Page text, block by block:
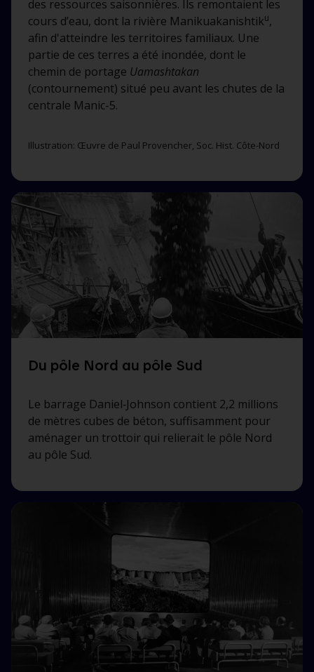
des ressources saisonnières. Ils remontaient les
cours d’eau, dont la rivière Manikuakanishtiku,
afin d'atteindre les territoires familiaux. Une
partie de ces terres a été inondée, dont le
chemin de portage Uamashtakan
(contournement) situé peu avant les chutes de la
centrale Manic-5.
Illustration: Œuvre de Paul Provencher, Soc. Hist. Côte-Nord
Du pôle Nord au pôle Sud
Le barrage Daniel‑Johnson contient 2,2 millions
de mètres cubes de béton, suffisamment pour
aménager un trottoir qui relierait le pôle Nord
au pôle Sud.